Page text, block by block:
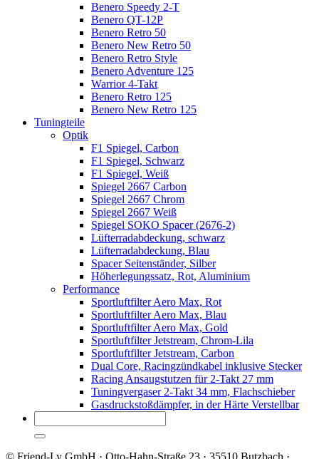
Benero Speedy 2-T
Benero QT-12P
Benero Retro 50
Benero New Retro 50
Benero Retro Style
Benero Adventure 125
Warrior 4-Takt
Benero Retro 125
Benero New Retro 125
Tuningteile
Optik
F1 Spiegel, Carbon
F1 Spiegel, Schwarz
F1 Spiegel, Weiß
Spiegel 2667 Carbon
Spiegel 2667 Chrom
Spiegel 2667 Weiß
Spiegel SOKO Spacer (2676-2)
Lüfterradabdeckung, schwarz
Lüfterradabdeckung, Blau
Spacer Seitenständer, Silber
Höherlegungssatz, Rot, Aluminium
Performance
Sportluftfilter Aero Max, Rot
Sportluftfilter Aero Max, Blau
Sportluftfilter Aero Max, Gold
Sportluftfilter Jetstream, Chrom-Lila
Sportluftfilter Jetstream, Carbon
Dual Core, Racingzündkabel inklusive Stecker
Racing Ansaugstutzen für 2-Takt 27 mm
Tuningvergaser 2-Takt 34 mm, Flachschieber
Gasdruckstoßdämpfer, in der Härte Verstellbar